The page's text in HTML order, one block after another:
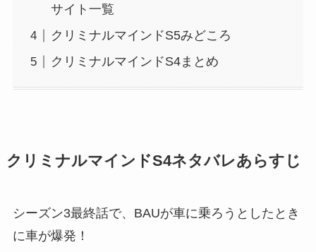
サイト一覧
クリミナルマインドS5みどころ
クリミナルマインドS4まとめ
クリミナルマインドS4ネタバレあらすじ
シーズン3最終話で、BAUが車に乗ろうとしたとき
に車が爆発！